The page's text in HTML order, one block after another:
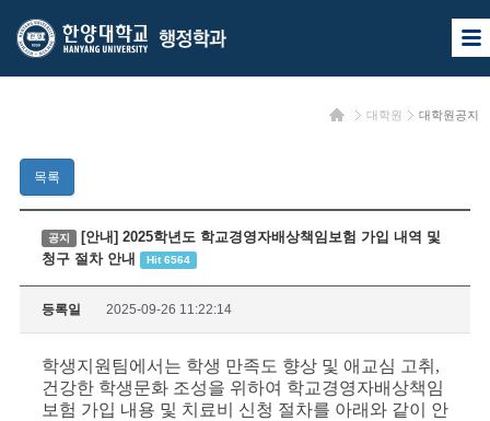
한
양
교
양
행
정
학
과
사
이
열
홈 대학원 대학원공지
목록
공지
[안내] 2025학년도 학교경영자배상책임보험 가입 내역 및
청구 절차 안내
Hit 6564
등록일 2025-09-26 11:22:14
학생지원팀에서는 학생 만족도 향상 및 애교심 고취,
건강한 학생문화 조성을 위하여 학교경영자배상책임
보험 가입 내용 및 치료비 신청 절차를 아래와 같이 안